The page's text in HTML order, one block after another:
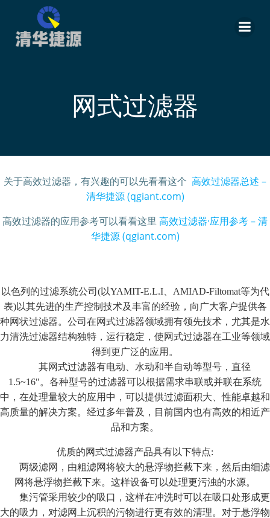
网式过滤器
关于高效过滤器，有兴趣的可以先看看这个 高效过滤器总述 –
清华捷源 (qgiant.com)
高效过滤器的应用参考可以看看这里 高效过滤器·应用参考 – 清
华捷源 (qgiant.com)
以色列的过滤系统公司(以YAMIT-E.L.I、AMIAD-Filtomat等为代
表)以其先进的生产控制技术及丰富的经验，向广大客户提供各
种网状过滤器。公司在网式过滤器领域拥有领先技术，尤其是水
力清洗过滤器结构独特，运行稳定，使网式过滤器在工业等领域
得到更广泛的应用。
其网式过滤器有电动、水动和半自动等型号，直径
1.5~16″。各种型号的过滤器可以根据需求串联或并联在系统
中，在处理量较大的应用中，可以提供过滤面积大、性能卓越和
高质量的解决方案。经过多年普及，目前国内也有高效的相近产
品和方案。
优质的网式过滤器产品具有以下特点:
两级滤网，由粗滤网将较大的悬浮物拦截下来，然后由细滤
网将悬浮物拦截下来。这样设备可以处理更污浊的水源。
集污管采用较少的吸口，这样在冲洗时可以在吸口处形成更
大的吸力，对滤网上沉积的污物进行更有效的清理。对于悬浮物